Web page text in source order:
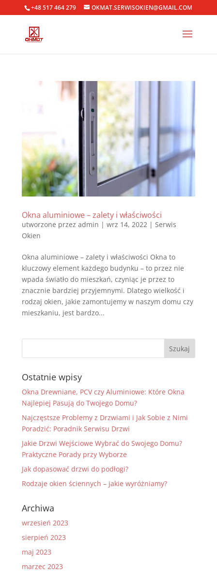
+48 517 464 279 OKMAT.SERWISOKIEN@GMAIL.COM
Okna aluminiowe – zalety i właściwości
utworzone przez admin | wrz 14, 2022| Serwis
Okien
Okna aluminiowe – zalety i właściwości Okna to
kluczowy element każdego budynku – to przez nie
wpada światło do mieszkań, czyniąc je przez to
znacznie bardziej przyjemnymi. Dlatego wielkość i
rodzaj okien, jakie zamontujemy w naszym domu czy
mieszkaniu, jest bardzo...
Ostatnie wpisy
Okna Drewniane, PCV czy Aluminiowe: Które Okna
Najlepiej Pasują do Twojego Domu?
Najczęstsze Problemy z Drzwiami i Jak Sobie z Nimi
Poradzić: Poradnik Serwisu Drzwi
Jakie Drzwi Wejściowe Wybrać do Swojego Domu?
Praktyczne Porady przy Wyborze
Jak dopasować drzwi do podłogi?
Rodzaje okien ściennych – jakie wyróżniamy?
Archiwa
wrzesień 2023
sierpień 2023
maj 2023
marzec 2023